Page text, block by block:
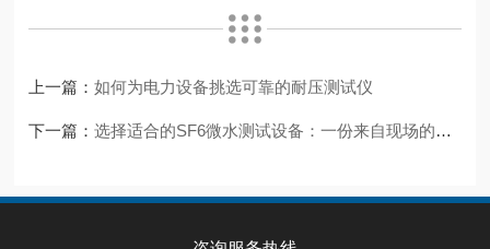
上一篇：如何为电力设备挑选可靠的耐压测试仪
下一篇：选择适合的SF6微水测试设备：一份来自现场的经验总结